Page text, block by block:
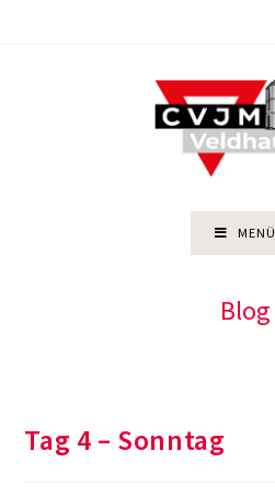
MENÜ
Blog
Tag 4 – Sonntag